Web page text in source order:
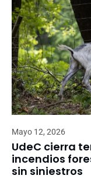
Mayo 12, 2026
UdeC cierra
incendios
sin siniestros